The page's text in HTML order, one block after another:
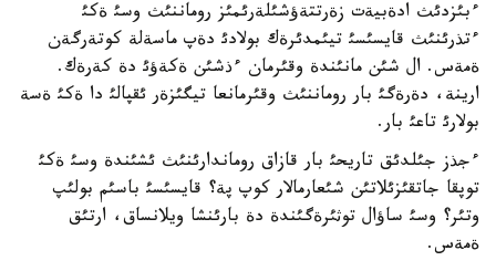
ءبئزدئث ادةبيةت زةرتتةؤشئلةرئمئز روماننئث وسئ ةكئ
ءتذرئنئث قايسئسئ تيئمدئرةك بولادئ دةپ ماسةلة كوتةرگةن
ةمةس. ال شئن مانئندة وقئرمان ءذشئن ةكةؤئ دة كةرةك.
ارينة، دةرةگئ بار روماننئث وقئرمانعا تيگئزةر ئقپالئ دا ةكئ ةسة
بولارئ تاعئ بار.
ءجذز جئلدئق تاريحئ بار قازاق روماندارئنئث ئشئندة وسئ ةكئ
توپقا جاتقئزئلاتئن شئعارمالار كوپ پة؟ قايسئسئ باسئم بولئپ
وتئر؟ وسئ ساؤال توثئرةگئندة دة بارئنشا ويلانساق، ارتئق
ةمةس.